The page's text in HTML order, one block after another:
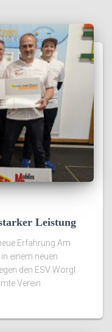
Leistung
Erfahrung Am
einem neuen
den ESV Wörgl
Verein